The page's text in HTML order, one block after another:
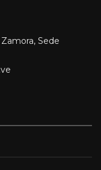
y Desarrollo
Sede